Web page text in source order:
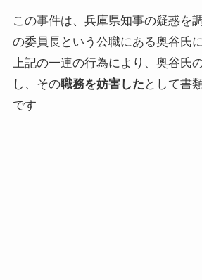
この事件は、兵庫県知事の疑惑を
の委員長という公職にある奥谷氏
上記の一連の行為により、奥谷氏
し、その職務を妨害した として書
です